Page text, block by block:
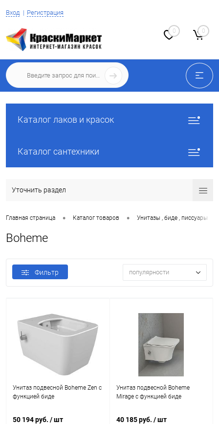
Вход Регистрация
0 0
Каталог лаков и красок
Каталог сантехники
Уточнить раздел
Главная страница • Каталог товаров • Унитазы , биде , писсуары
Boheme
Фильтр популярности
Унитаз подвесной Boheme Zen с
функцией биде
50 194 руб. / шт
Унитаз подвесной Boheme
Mirage с функцией биде
40 185 руб. / шт